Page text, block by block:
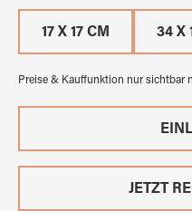
17 X 17 CM 34 X
Preise & Kauffunktion nur sichtbar
JETZT